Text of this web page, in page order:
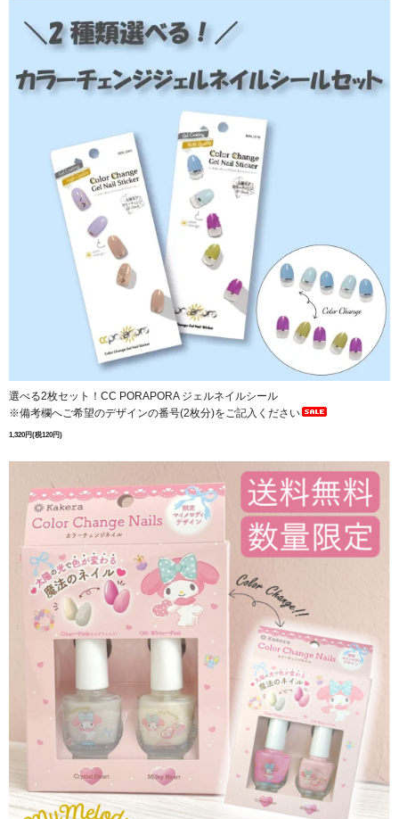
選べる2枚セット！CC PORAPORA ジェルネイルシール
※備考欄へご希望のデザインの番号(2枚分)をご記入ください
1,320円(税120円)